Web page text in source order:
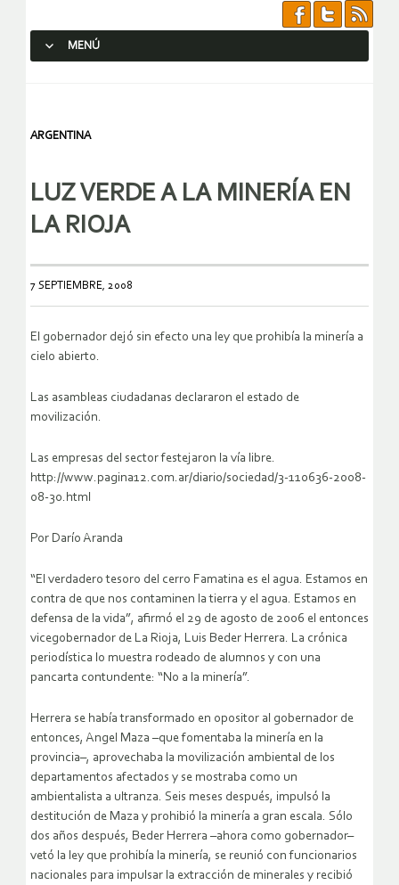
MENÚ
ARGENTINA
LUZ VERDE A LA MINERÍA EN
LA RIOJA
7 SEPTIEMBRE, 2008
El gobernador dejó sin efecto una ley que prohibía la minería a
cielo abierto.
Las asambleas ciudadanas declararon el estado de
movilización.
Las empresas del sector festejaron la vía libre.
http://www.pagina12.com.ar/diario/sociedad/3-110636-2008-
08-30.html
Por Darío Aranda
“El verdadero tesoro del cerro Famatina es el agua. Estamos en
contra de que nos contaminen la tierra y el agua. Estamos en
defensa de la vida”, afirmó el 29 de agosto de 2006 el entonces
vicegobernador de La Rioja, Luis Beder Herrera. La crónica
periodística lo muestra rodeado de alumnos y con una
pancarta contundente: “No a la minería”.
Herrera se había transformado en opositor al gobernador de
entonces, Angel Maza –que fomentaba la minería en la
provincia–, aprovechaba la movilización ambiental de los
departamentos afectados y se mostraba como un
ambientalista a ultranza. Seis meses después, impulsó la
destitución de Maza y prohibió la minería a gran escala. Sólo
dos años después, Beder Herrera –ahora como gobernador–
vetó la ley que prohibía la minería, se reunió con funcionarios
nacionales para impulsar la extracción de minerales y recibió